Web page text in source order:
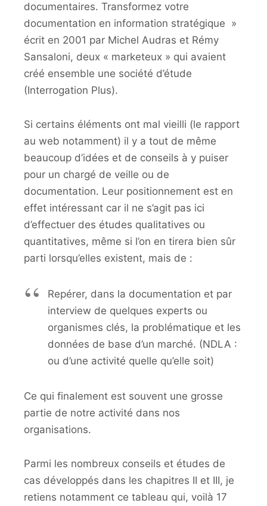
documentaires. Transformez votre
documentation en information stratégique »
écrit en 2001 par Michel Audras et Rémy
Sansaloni, deux « marketeux » qui avaient
créé ensemble une société d’étude
(Interrogation Plus).
Si certains éléments ont mal vieilli (le rapport
au web notamment) il y a tout de même
beaucoup d’idées et de conseils à y puiser
pour un chargé de veille ou de
documentation. Leur positionnement est en
effet intéressant car il ne s’agit pas ici
d’effectuer des études qualitatives ou
quantitatives, même si l’on en tirera bien sûr
parti lorsqu’elles existent, mais de :
Repérer, dans la documentation et par
interview de quelques experts ou
organismes clés, la problématique et les
données de base d’un marché. (NDLA :
ou d’une activité quelle qu’elle soit)
Ce qui finalement est souvent une grosse
partie de notre activité dans nos
organisations.
Parmi les nombreux conseils et études de
cas développés dans les chapitres II et III, je
retiens notamment ce tableau qui, voilà 17